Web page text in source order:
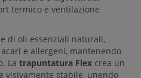
termico e ventilazione
di oli essenziali naturali,
e allergeni, mantenendo
La trapuntatura Flex crea un
visivamente stabile, unendo